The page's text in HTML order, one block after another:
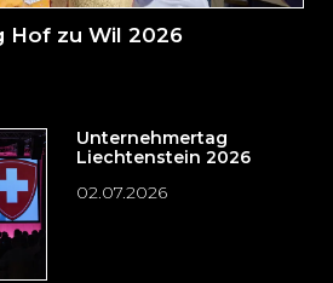
Hof zu Wil 2026
Unternehmertag
Liechtenstein 2026
02.07.2026